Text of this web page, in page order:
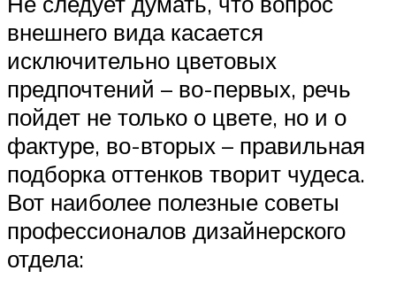
внешнего вида касается
исключительно цветовых
предпочтений – во-первых, речь
пойдет не только о цвете, но и о
фактуре, во-вторых – правильная
подборка оттенков творит чудеса.
Вот наиболее полезные советы
профессионалов дизайнерского
отдела: